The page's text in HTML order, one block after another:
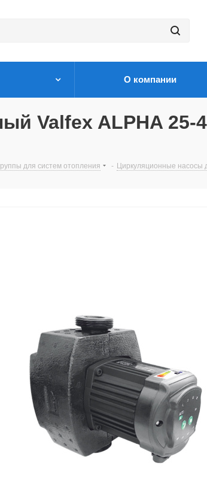
О компании
Valfex ALPHA 25-
для систем отопления - Циркуляционные насосы